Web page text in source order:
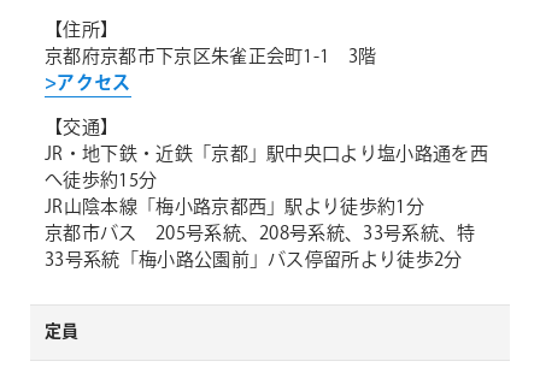
【住所】
京都府京都市下京区朱雀正会町1-1 3階
>アクセス
【交通】
JR・地下鉄・近鉄「京都」駅中央口より塩小路通を西
へ徒歩約15分
JR山陰本線「梅小路京都西」駅より徒歩約1分
京都市バス 205号系統、208号系統、33号系統、特
33号系統「梅小路公園前」バス停留所より徒歩2分
定員